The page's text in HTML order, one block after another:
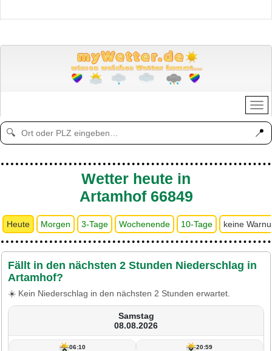
🔍 📍
Wetter heute in
Artamhof 66849
Heute Morgen 3-Tage Wochenende 10-Tage keine
Fällt in den nächsten 2 Stunden Niederschlag in
Artamhof?
☀️ Kein Niederschlag in den nächsten 2 Stunden erwartet.
Samstag
08.08.2026
06:10 20:59